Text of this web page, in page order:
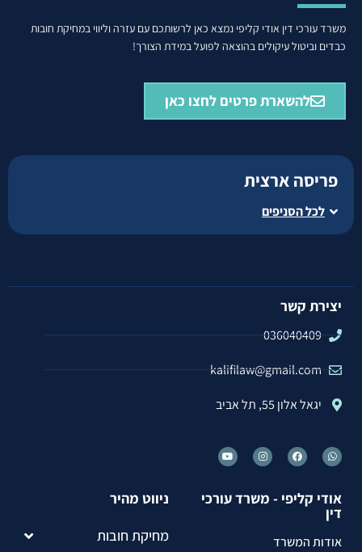
משרד עורכי דין אודי קליפי נמצא כאן לרשותכם עם עזרה וליווי במחיקת חובות
כבדים וביטול עיקולים בהוצאה לפועל במידת הצורך!
להשארת פרטים לחצו כאן
פריסה ארצית
לכל הסניפים
יצירת קשר
036040409
kalifilaw@gmail.com
יגאל אלון 55, תל אביב
אודי קליפי - משרד עורכי
דין
אודות המשרד
ניווט מהיר
מחיקת חובות